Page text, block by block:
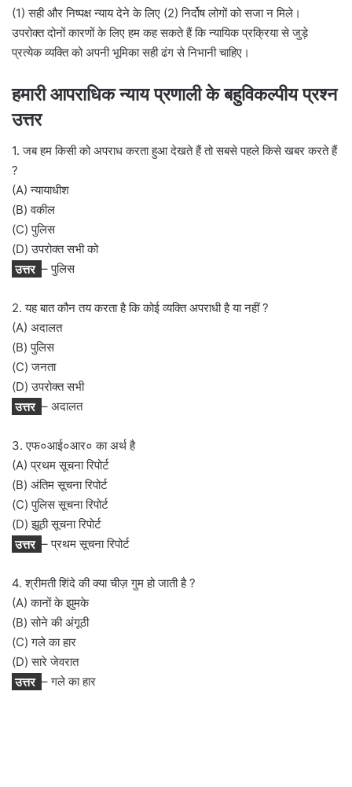
(1) सही और निष्पक्ष न्याय देने के लिए (2) निर्दोष लोगों को सजा न मिले।
उपरोक्त दोनों कारणों के लिए हम कह सकते हैं कि न्यायिक प्रक्रिया से जुड़े
प्रत्येक व्यक्ति को अपनी भूमिका सही ढंग से निभानी चाहिए।
हमारी आपराधिक न्याय प्रणाली के बहुविकल्पीय प्रश्न
उत्तर
1. जब हम किसी को अपराध करता हुआ देखते हैं तो सबसे पहले किसे खबर करते हैं
?
(A) न्यायाधीश
(B) वकील
(C) पुलिस
(D) उपरोक्त सभी को
उत्तर – पुलिस
2. यह बात कौन तय करता है कि कोई व्यक्ति अपराधी है या नहीं ?
(A) अदालत
(B) पुलिस
(C) जनता
(D) उपरोक्त सभी
उत्तर – अदालत
3. एफ०आई०आर० का अर्थ है
(A) प्रथम सूचना रिपोर्ट
(B) अंतिम सूचना रिपोर्ट
(C) पुलिस सूचना रिपोर्ट
(D) झूठी सूचना रिपोर्ट
उत्तर – प्रथम सूचना रिपोर्ट
4. श्रीमती शिंदे की क्या चीज़ गुम हो जाती है ?
(A) कानों के झुमके
(B) सोने की अंगूठी
(C) गले का हार
(D) सारे जेवरात
उत्तर – गले का हार